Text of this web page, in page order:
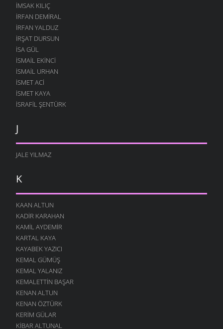
İMSAK KILIÇ
İRFAN DEMIRAL
İRFAN YALDUZ
İRŞAT DURSUN
ISA GÜL
ISMAIL EKINCI
İSMAIL URHAN
İSMET ACI
ISMET KAYA
İSRAFIL ŞENTÜRK
J
JALE YILMAZ
K
KAAN ALTUN
KADIR KARAHAN
KAMIL AYDEMIR
KARTAL KAYA
KAYABEK YAZICI
KEMAL GÜMÜŞ
KEMAL YALANIZ
KEMALETTIN BAŞAR
KENAN ALTUN
KENAN ÖZTÜRK
KERIM GÜLAR
KIBAR ALTUNAL